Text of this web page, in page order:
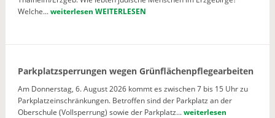
Welche...weiterlesen WEITERLESEN
Parkplatzsperrungen wegen Grünflächenpflegearbeiten
Am Donnerstag, 6. August 2026 kommt es zwischen 7 bis 15 Uhr zu
Parkplatzeinschränkungen. Betroffen sind der Parkplatz an der
Oberschule (Vollsperrung) sowie der Parkplatz...weiterlesen